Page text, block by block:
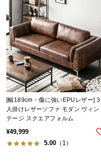
[幅189cm・傷に強いEPUレザー] 3
人掛けレザーソファ モダン ヴィン
テージ スクエアフォルム
¥49,999
5.00 （1）